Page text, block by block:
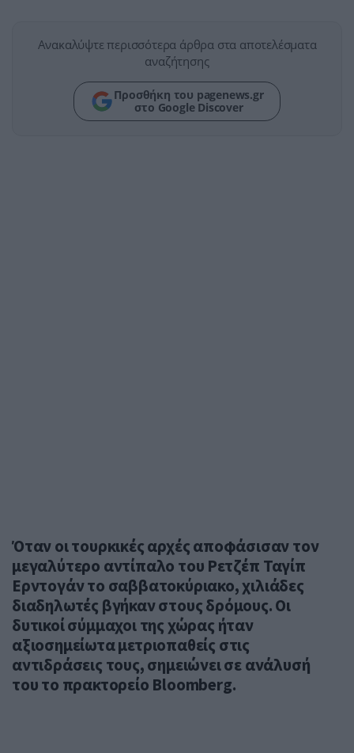
Ανακαλύψτε περισσότερα άρθρα στα αποτελέσματα
αναζήτησης
Προσθήκη του pagenews.gr
στο Google Discover
Όταν οι τουρκικές αρχές αποφάσισαν τον
μεγαλύτερο αντίπαλο του Ρετζέπ Ταγίπ
Ερντογάν το σαββατοκύριακο, χιλιάδες
διαδηλωτές βγήκαν στους δρόμους. Οι
δυτικοί σύμμαχοι της χώρας ήταν
αξιοσημείωτα μετριοπαθείς στις
αντιδράσεις τους, σημειώνει σε ανάλυσή
του το πρακτορείο Bloomberg.